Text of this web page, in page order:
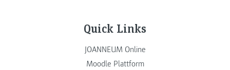
Quick Links
JOANNEUM Online
Moodle Plattform